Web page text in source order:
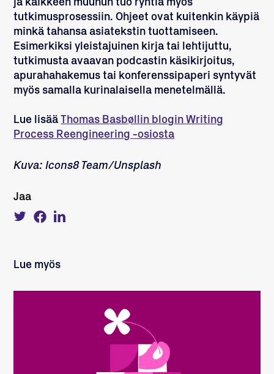
ja kaikkeen muuhun tuo ryhtiä myös
tutkimusprosessiin. Ohjeet ovat kuitenkin käypiä
minkä tahansa asiatekstin tuottamiseen.
Esimerkiksi yleistajuinen kirja tai lehtijuttu,
tutkimusta avaavan podcastin käsikirjoitus,
apurahahakemus tai konferenssipaperi syntyvät
myös samalla kurinalaisella menetelmällä.
Lue lisää
Thomas Basbøllin blogin Writing
Process Reengineering -osiosta
Kuva: Icons8 Team/Unsplash
Jaa
Tweet
about
Share
on
Lue myös
LUE LISÄÄ